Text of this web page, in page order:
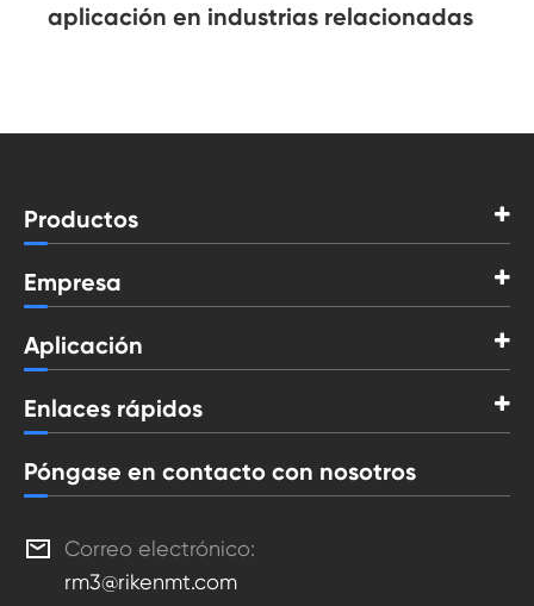
aplicación en industrias relacionadas
Productos
Empresa
Aplicación
Enlaces rápidos
Póngase en contacto con nosotros
 Correo electrónico:
rm3@rikenmt.com